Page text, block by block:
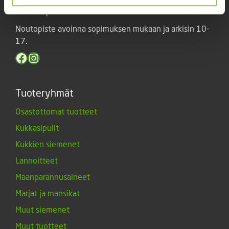
Noutopiste avoinna sopimuksen mukaan ja arkisin 10-
17.
Facebook
Instagram
Tuoteryhmät
Osastottomat tuotteet
Kukkasipulit
Kukkien siemenet
Lannoitteet
Maanparannusaineet
Marjat ja mansikat
Muut siemenet
Muut tuotteet